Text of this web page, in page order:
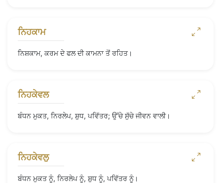
ਨਿਹਕਾਮ
ਨਿਸ਼ਕਾਮ, ਕਰਮ ਦੇ ਫਲ ਦੀ ਕਾਮਨਾ ਤੋਂ ਰਹਿਤ।
ਨਿਹਕੇਵਲ
ਬੰਧਨ ਮੁਕਤ, ਨਿਰਲੇਪ, ਸ਼ੁਧ, ਪਵਿੱਤਰ; ਉੱਚੇ ਸੁੱਚੇ ਜੀਵਨ ਵਾਲੀ।
ਨਿਹਕੇਵਲੁ
ਬੰਧਨ ਮੁਕਤ ਨੂੰ, ਨਿਰਲੇਪ ਨੂੰ, ਸ਼ੁਧ ਨੂੰ, ਪਵਿੱਤਰ ਨੂੰ।